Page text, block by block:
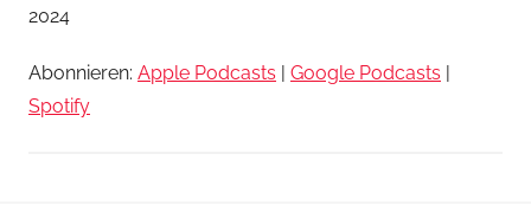
LINK
EMBED
2024
Abonnieren: Apple Podcasts | Google Podcasts |
Spotify